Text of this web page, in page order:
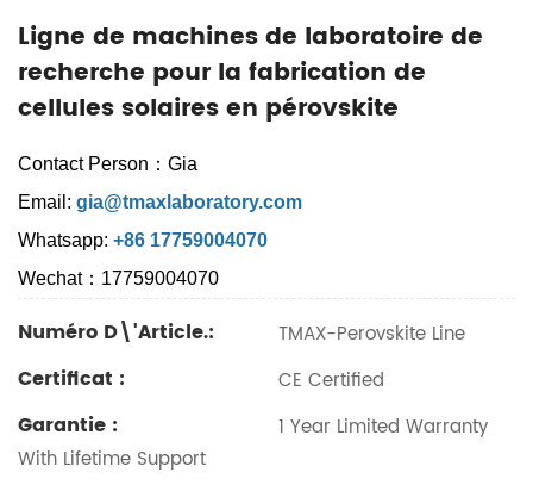
Ligne de machines de laboratoire de
recherche pour la fabrication de
cellules solaires en pérovskite
Contact Person：Gia
Email: gia@tmaxlaboratory.com
Whatsapp: +86 17759004070
Wechat：17759004070
Numéro D\'article.: TMAX-Perovskite Line
Certificat : CE Certified
Garantie :
1 Year Limited Warranty
With Lifetime Support